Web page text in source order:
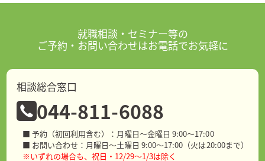
就職相談・セミナー等の
ご予約・お問い合わせはお電話でお気軽に
相談総合窓口
044-811-6088
■ 予約（初回利用含む）：月曜日～金曜日 9:00～17:00
■ お問い合わせ：月曜日～土曜日 9:00～17:00（火は20:00まで）
※いずれの場合も、祝日・12/29～1/3は除く